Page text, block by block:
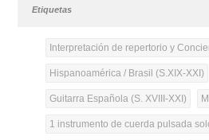
Etiquetas
Interpretación de repertorio y
Hispanoamérica / Brasil (S.XIX-XXI)
Guitarra Española (S. XVIII-XXI)
1 instrumento de cuerda pulsada